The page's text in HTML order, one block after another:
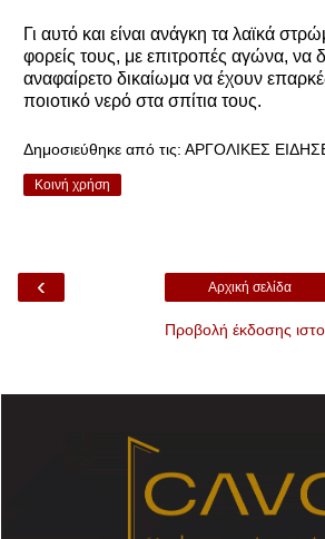
Γι αυτό και είναι ανάγκη τα λαϊκά
φορείς τους, με επιτροπές αγώνα, να
αναφαίρετο δικαίωμα να έχουν
ποιοτικό νερό στα σπίτια τους.
Δημοσιεύθηκε από τις: ΑΡΓΟΛΙΚΕΣ
Κοινή χρήση
‹ Αρχική σελίδα
Προβολή έκδοσης